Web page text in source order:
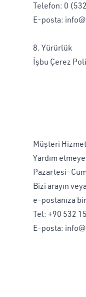
Telefon: 0
E-posta:
8. Yürürlük
İşbu Çerez
Müşteri
Yardım
Bizi arayın
e-postanıza
Tel: +90 532
E-posta: